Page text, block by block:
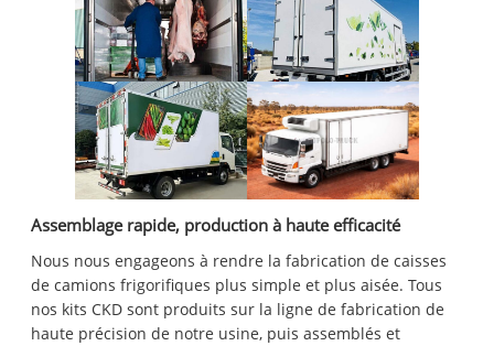
Assemblage rapide, production à haute efficacité
Nous nous engageons à rendre la fabrication de caisses
de camions frigorifiques plus simple et plus aisée. Tous
nos kits CKD sont produits sur la ligne de fabrication de
haute précision de notre usine, puis assemblés et